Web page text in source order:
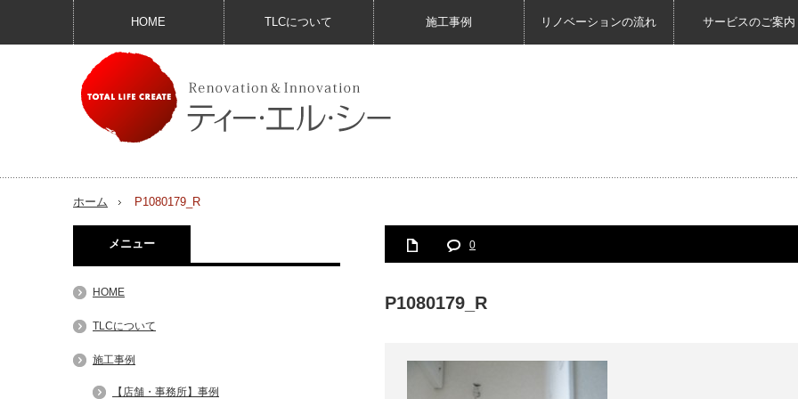
HOME TLCについて 施工事例 リノベーションの流れ サービスのご案内
ホーム P1080179_R
0
P1080179_R
メニュー
HOME
TLCについて
施工事例
【店舗・事務所】事例